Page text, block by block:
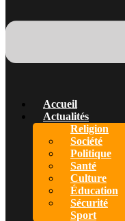
Accueil
Actualités
Religion
Société
Politique
Santé
Culture
Éducation
Sécurité
Sport